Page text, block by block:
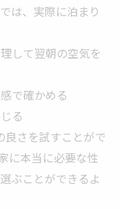
は、実際に泊まり
して翌朝の空気を
で確かめる
る
良さを試すことがで
に本当に必要な性
ぶことができるよ